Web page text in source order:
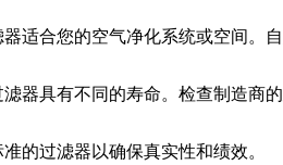
适合您的空气净化系统或空间。
器具有不同的寿命。检查制造商的
的过滤器以确保真实性和绩效。